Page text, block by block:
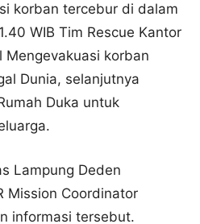
korban tercebur di dalam
WIB Tim Rescue Kantor
Mengevakuasi korban
Dunia, selanjutnya
Duka untuk
Lampung Deden
Mission Coordinator
informasi tersebut.